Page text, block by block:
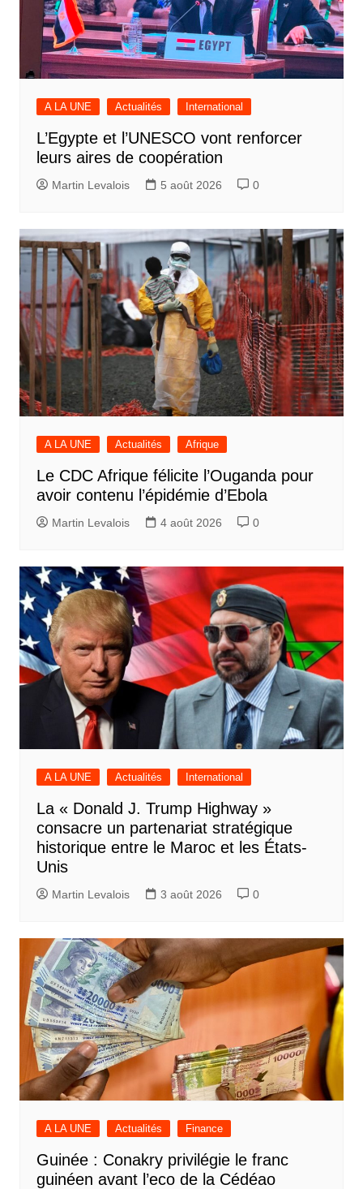
A LA UNE Actualités International
L’Egypte et l’UNESCO vont renforcer
leurs aires de coopération
Martin Levalois 5 août 2026 0
A LA UNE Actualités Afrique
Le CDC Afrique félicite l’Ouganda pour
avoir contenu l’épidémie d’Ebola
Martin Levalois 4 août 2026 0
A LA UNE Actualités International
La « Donald J. Trump Highway »
consacre un partenariat stratégique
historique entre le Maroc et les États-
Unis
Martin Levalois 3 août 2026 0
A LA UNE Actualités Finance
Guinée : Conakry privilégie le franc
guinéen avant l’eco de la Cédéao